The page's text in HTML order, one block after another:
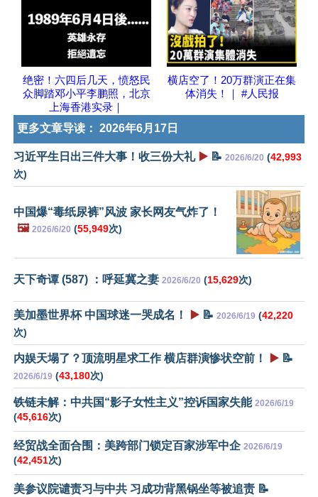
绝密！六四后几天，愤怒民
众脚踏邓小平李鹏照，北京
上海香港实录｜
横店空了！20万群演正在集
体消失！｜ #人民报
更多文章导读： 2026年6月17日
习近平生日出三件大事！收三份大礼 ▶️ 📝 2026/6/20 (42,993
次)
中国爆“毒纸尿裤”风波 家长网友气炸了！
🖼️ 2026/6/20 (55,949次)
天下奇谭 (587) ：呼延冀之妻 2026/6/20 (15,629次)
美加墨世界杯 中国球迷一哭成名！ ▶️ 📝 2026/6/19 (42,220
次)
内娱天塌了？顶流明星求工作 横店群演惨状空前！ ▶️ 📝
2026/6/19 (43,180次)
铁链未解：中共国“影子女性主义”控诉国家失能 2026/6/19
(45,616次)
经贸战全面合围：美跨部门锁定百家涉军中企 2026/6/19
(42,451次)
美参议院谴责习与中共 习成功背黑锅坐等被追责 📝